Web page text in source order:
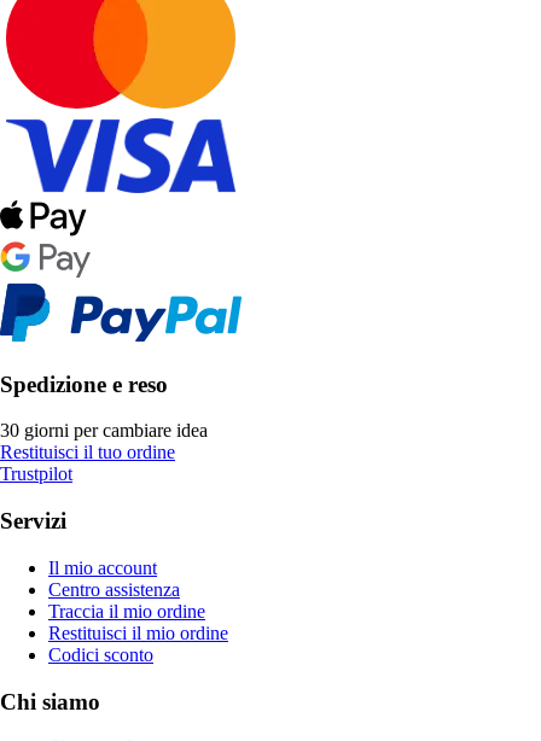
Spedizione e reso
30 giorni per cambiare idea
Restituisci il tuo ordine
Trustpilot
Servizi
Il mio account
Centro assistenza
Traccia il mio ordine
Restituisci il mio ordine
Codici sconto
Chi siamo